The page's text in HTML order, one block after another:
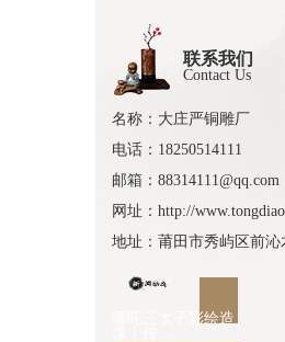
联系我们
Contact Us
名称：大庄严铜雕厂
电话：18250514111
邮箱：88314111@qq.com
网址：http://
地址：莆田市秀屿区前
哪吒三太子彩绘造